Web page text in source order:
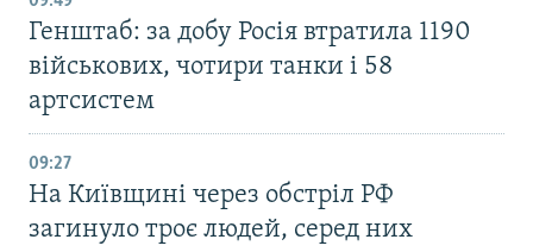
Генштаб: за добу Росія втратила 1190
військових, чотири танки і 58
артсистем
09:27
На Київщині через обстріл РФ
загинуло троє людей, серед них